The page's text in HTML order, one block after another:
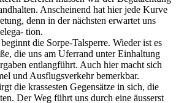
Anscheinend hat hier jede Kurve
denn in der nächsten erwartet uns
tion.
die Sorpe-Talsperre. Wieder ist es
die uns am Uferrand unter Einhaltung
entlangführt. Auch hier macht sich
und Ausflugsverkehr bemerkbar.
die krassesten Gegensätze in sich, die
Der Weg führt uns durch eine äusserst